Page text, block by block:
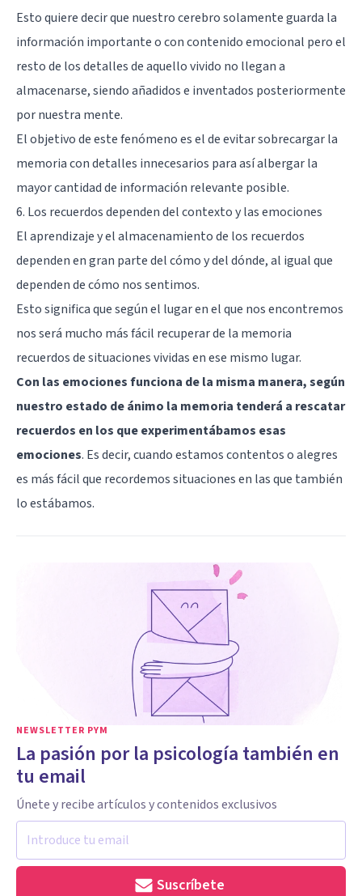
Esto quiere decir que nuestro cerebro solamente guarda la
información importante o con contenido emocional pero el
resto de los detalles de aquello vivido no llegan a
almacenarse, siendo añadidos e inventados posteriormente
por nuestra mente.
El objetivo de este fenómeno es el de evitar sobrecargar la
memoria con detalles innecesarios para así albergar la
mayor cantidad de información relevante posible.
6. Los recuerdos dependen del contexto y las emociones
El aprendizaje y el almacenamiento de los recuerdos
dependen en gran parte del cómo y del dónde, al igual que
dependen de cómo nos sentimos.
Esto significa que según el lugar en el que nos encontremos
nos será mucho más fácil recuperar de la memoria
recuerdos de situaciones vividas en ese mismo lugar.
Con las emociones funciona de la misma manera, según
nuestro estado de ánimo la memoria tenderá a rescatar
recuerdos en los que experimentábamos esas
emociones. Es decir, cuando estamos contentos o alegres
es más fácil que recordemos situaciones en las que también
lo estábamos.
NEWSLETTER PYM
La pasión por la psicología también en
tu email
Únete y recibe artículos y contenidos exclusivos
Suscríbete